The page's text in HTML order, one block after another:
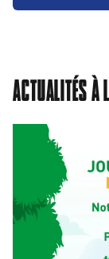
ACTUALITÉS À